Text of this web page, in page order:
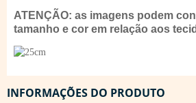
ATENÇÃO: as imagens podem
tamanho e cor em relação aos
INFORMAÇÕES DO PRODUTO